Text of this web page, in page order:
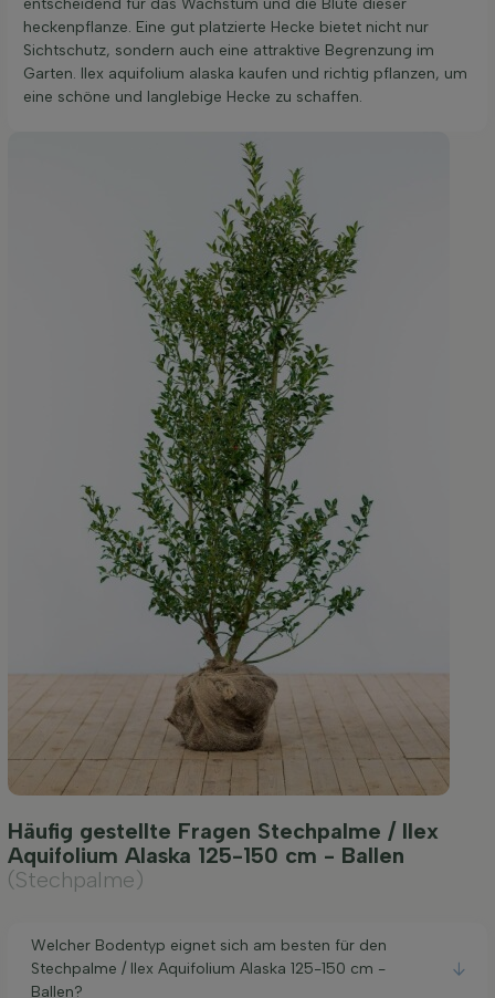
heckenpflanze. Eine gut platzierte Hecke bietet nicht nur
Sichtschutz, sondern auch eine attraktive Begrenzung im
Garten. Ilex aquifolium alaska kaufen und richtig pflanzen, um
eine schöne und langlebige Hecke zu schaffen.
Häufig gestellte Fragen Stechpalme / Ilex
Aquifolium Alaska 125-150 cm - Ballen
(Stechpalme)
Welcher Bodentyp eignet sich am besten für den
Stechpalme / Ilex Aquifolium Alaska 125-150 cm -
Ballen?